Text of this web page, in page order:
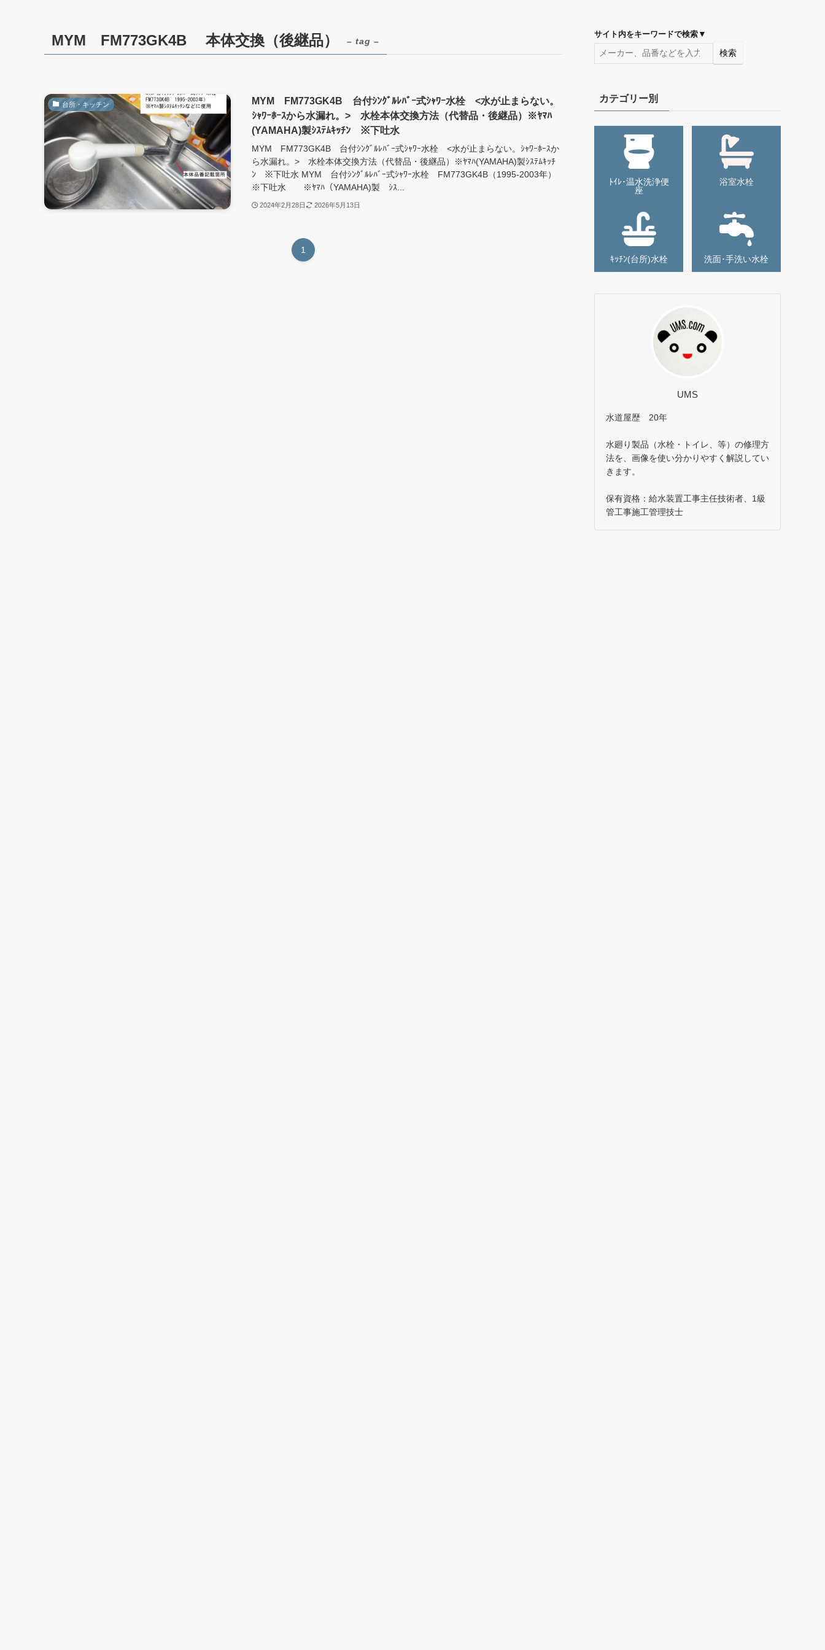
MYM FM773GK4B 本体交換（後継品） – tag –
台所・キッチン
MYM FM773GK4B 台付ｼﾝｸﾞﾙﾚﾊﾞｰ式ｼｬﾜｰ水栓 <水が止まらない。
ｼｬﾜｰﾎｰｽから水漏れ。> 水栓本体交換方法（代替品・後継品）※ﾔﾏﾊ
(YAMAHA)製ｼｽﾃﾑｷｯﾁﾝ ※下吐水
MYM FM773GK4B 台付ｼﾝｸﾞﾙﾚﾊﾞｰ式ｼｬﾜｰ水栓 <水が止まらない。ｼｬﾜｰﾎｰｽか
ら水漏れ。> 水栓本体交換方法（代替品・後継品）※ﾔﾏﾊ(YAMAHA)製ｼｽﾃﾑｷｯﾁ
ﾝ ※下吐水 MYM 台付ｼﾝｸﾞﾙﾚﾊﾞｰ式ｼｬﾜｰ水栓 FM773GK4B（1995-2003年）
※下吐水 ※ﾔﾏﾊ（YAMAHA)製 ｼｽ...
2024年2月28日 2026年5月13日
1
サイト内をキーワードで検索 ▼
検索
カテゴリー別
ﾄｲﾚ･温水洗浄便
座
浴室水栓
ｷｯﾁﾝ(台所)水栓 洗面･手洗い水栓
UMS
水道屋歴 20年
水廻り製品（水栓・トイレ、等）の修理方
法を、画像を使い分かりやすく解説してい
きます。
保有資格：給水装置工事主任技術者、1級
管工事施工管理技士